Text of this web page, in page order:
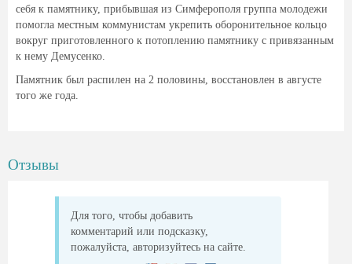
себя к памятнику, прибывшая из Симферополя группа молодежи
помогла местным коммунистам укрепить оборонительное кольцо
вокруг приготовленного к потоплению памятнику с привязанным
к нему Демусенко.
Памятник был распилен на 2 половины, восстановлен в августе
того же года.
Отзывы
Для того, чтобы добавить
комментарий или подсказку,
пожалуйста, авторизуйтесь на сайте.